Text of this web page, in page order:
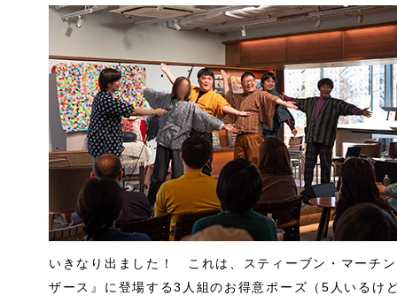
いきなり出ました！ これは、スティーブン・マーチ
ザース』に登場する3人組のお得意ポーズ（5人いるけ